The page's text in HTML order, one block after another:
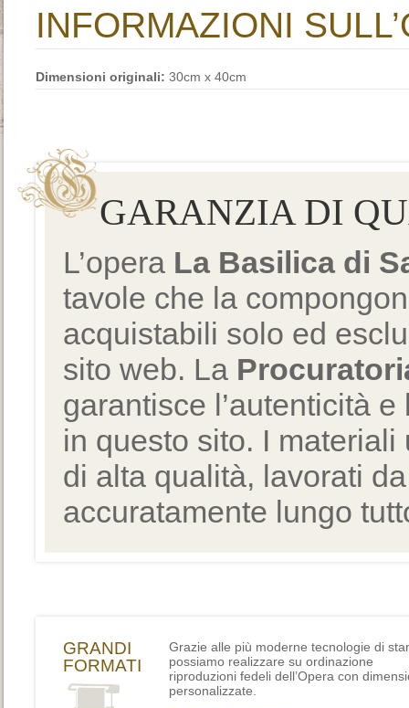
INFORMAZIONI
Dimensioni originali: 30cm x 40cm
GARANZIA DI
L’opera La Basilica di
tavole che la
acquistabili solo ed
sito web. La
garantisce l’autenticità
in questo sito. I
di alta qualità, lavorati
accuratamente lungo
GRANDI
FORMATI
Grazie alle più moderne tecnologie di
possiamo realizzare su ordinazione
riproduzioni fedeli dell’Opera con
personalizzate.